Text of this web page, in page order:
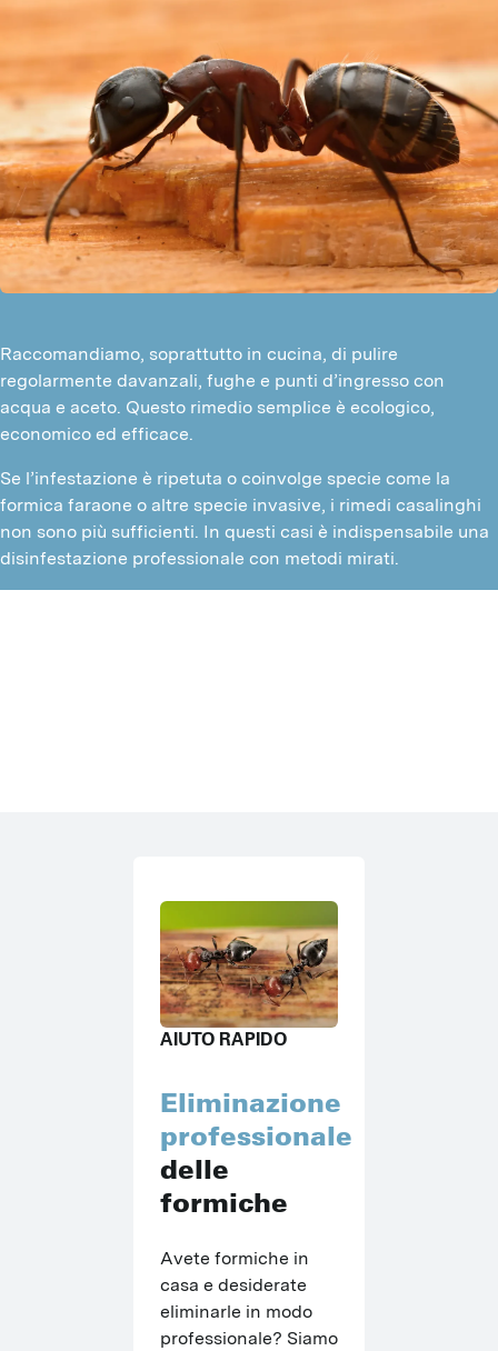
Raccomandiamo, soprattutto in cucina, di pulire
regolarmente davanzali, fughe e punti d’ingresso con
acqua e aceto. Questo rimedio semplice è ecologico,
economico ed efficace.
Se l’infestazione è ripetuta o coinvolge specie come la
formica faraone o altre specie invasive, i rimedi casalinghi
non sono più sufficienti. In questi casi è indispensabile una
disinfestazione professionale con metodi mirati.
AIUTO RAPIDO
Eliminazione
professionale
delle
formiche
Avete formiche in
casa e desiderate
eliminarle in modo
professionale? Siamo